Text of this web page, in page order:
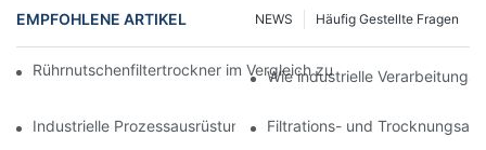
EMPFOHLENE ARTIKEL Häufig Gestellte Fragen
NEWS
Rührnutschenfiltertrockner im Vergleich zu anderen
Wie industrielle
Industrielle Prozessausrüstung: Innovationen, die die Zukunft
Filtrations- und